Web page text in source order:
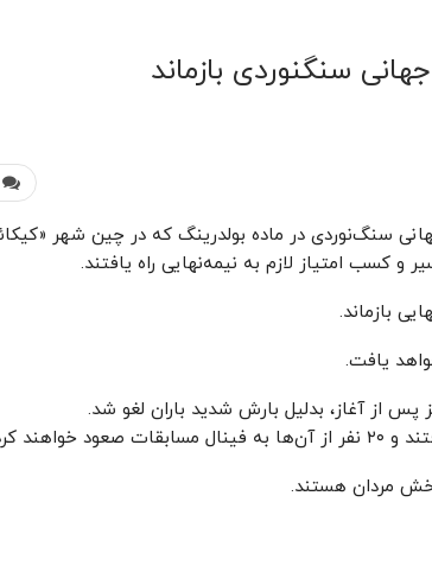
سنگنوردی بازماند
سنگ‌نوردی در ماده بولدرینگ که در چین شهر
یافت.
پس از آغاز، بدلیل بارش شدید باران لغو شد.
کرد.
مردان هستند.